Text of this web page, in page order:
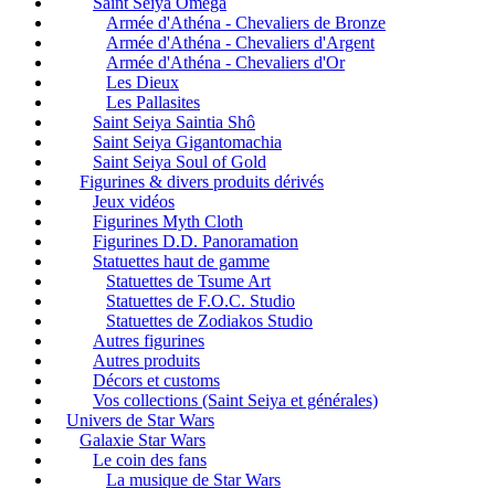
Armée d'Athéna - Chevaliers de Bronze
Armée d'Athéna - Chevaliers d'Argent
Armée d'Athéna - Chevaliers d'Or
Les Dieux
Les Pallasites
Saint Seiya Saintia Shô
Saint Seiya Gigantomachia
Saint Seiya Soul of Gold
Figurines & divers produits dérivés
Jeux vidéos
Figurines Myth Cloth
Figurines D.D. Panoramation
Statuettes haut de gamme
Statuettes de Tsume Art
Statuettes de F.O.C. Studio
Statuettes de Zodiakos Studio
Autres figurines
Autres produits
Décors et customs
Vos collections (Saint Seiya et générales)
Univers de Star Wars
Galaxie Star Wars
Le coin des fans
La musique de Star Wars